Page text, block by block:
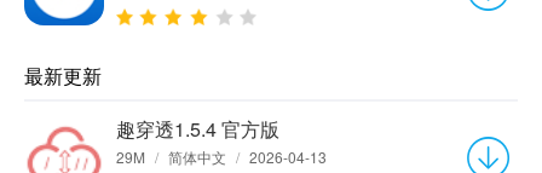
最新更新
趣穿透1.5.4 官方版
29M / 简体中文 / 2026-04-13